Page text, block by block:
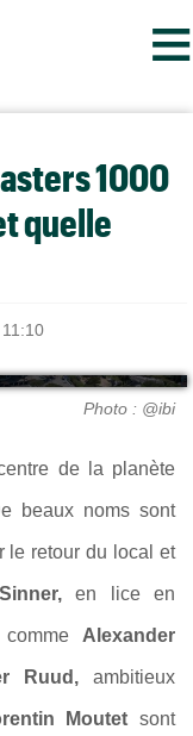
≡
1000
quelle
Photo : @ibi
de la planète
beaux noms sont
le retour du local et
en lice en
Alexander
Ruud, ambitieux
Moutet sont